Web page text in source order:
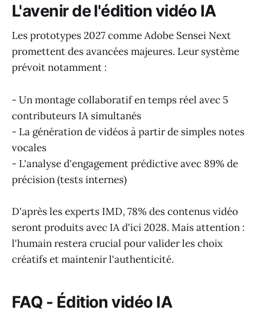
L'avenir de l'édition vidéo IA
Les prototypes 2027 comme Adobe Sensei Next
promettent des avancées majeures. Leur système
prévoit notamment :
- Un montage collaboratif en temps réel avec 5
contributeurs IA simultanés
- La génération de vidéos à partir de simples notes
vocales
- L'analyse d'engagement prédictive avec 89% de
précision (tests internes)
D'après les experts IMD, 78% des contenus vidéo
seront produits avec IA d'ici 2028. Mais attention :
l'humain restera crucial pour valider les choix
créatifs et maintenir l'authenticité.
FAQ - Édition vidéo IA